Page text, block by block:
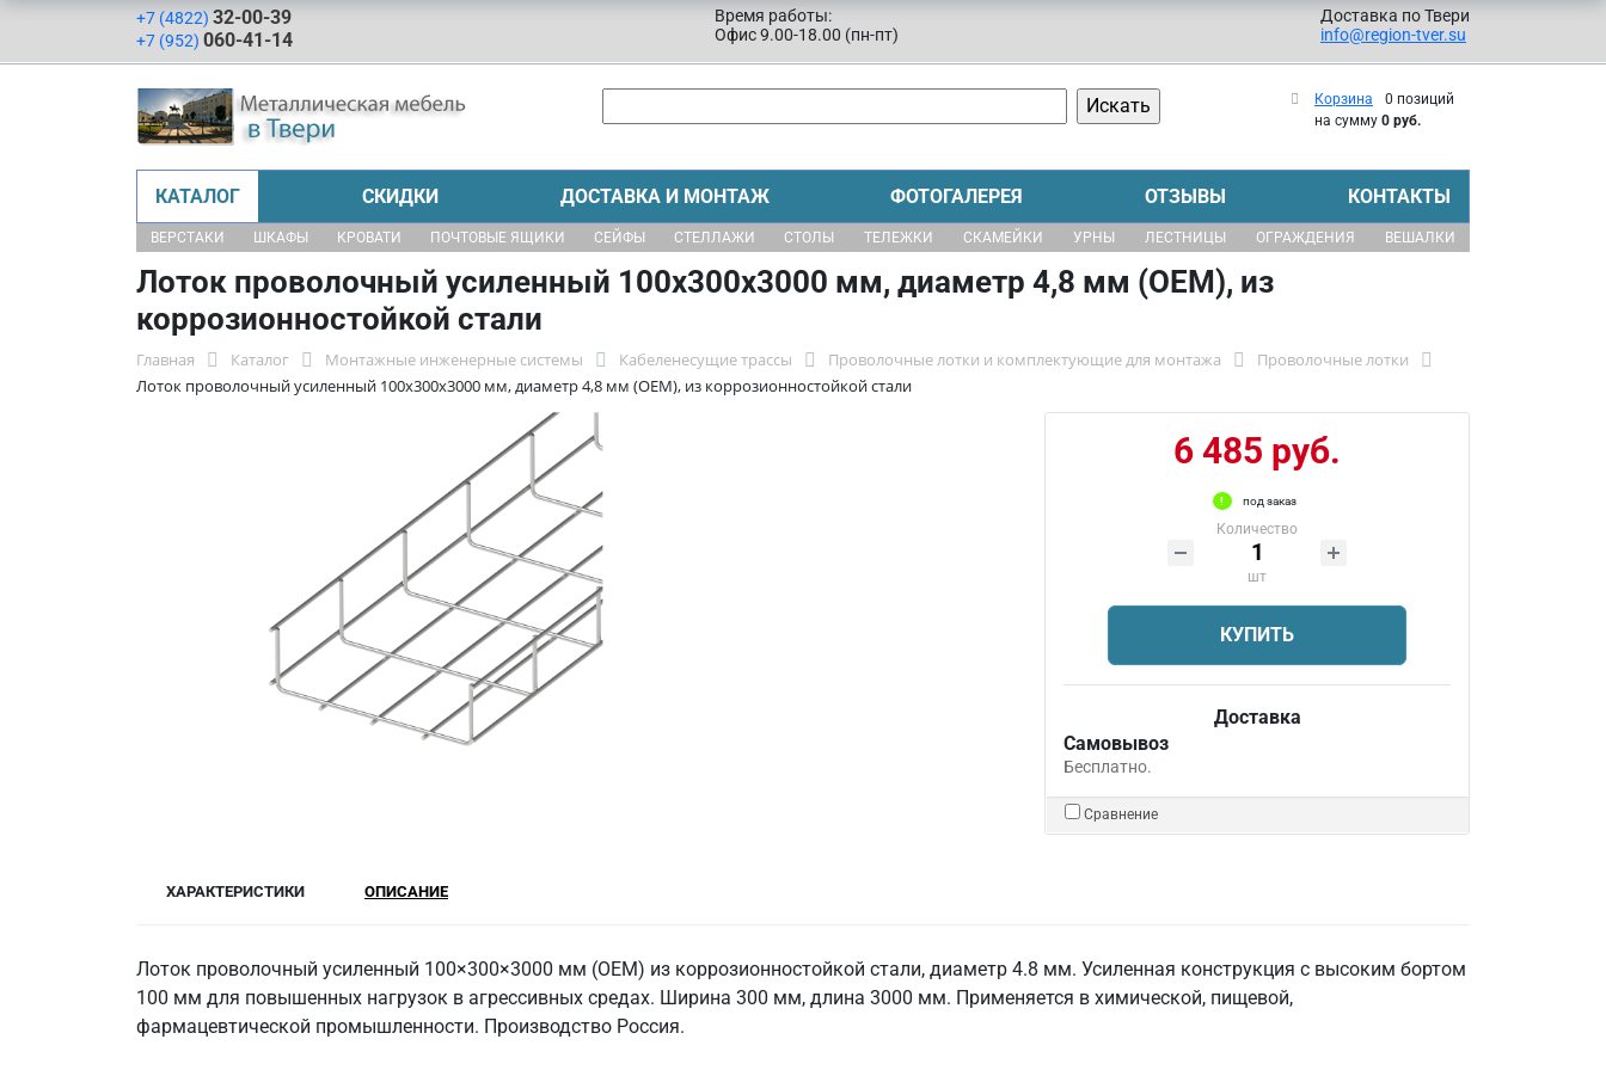
+7 (4822) 32-00-39
+7 (952) 060-41-14
Время работы:
Офис 9.00-18.00 (пн-пт)
Доставка по Твери
info@region-tver.su
Корзина
0 позиций
на сумму 0 руб.
КАТАЛОГ СКИДКИ ДОСТАВКА И МОНТАЖ ФОТОГАЛЕРЕЯ ОТЗЫВЫ КОНТАКТЫ
ВЕРСТАКИ ШКАФЫ КРОВАТИ ПОЧТОВЫЕ ЯЩИКИ СЕЙФЫ СТЕЛЛАЖИ СТОЛЫ ТЕЛЕЖКИ СКАМЕЙКИ УРНЫ ЛЕСТНИЦЫ ОГРАЖДЕНИЯ ВЕШАЛКИ
Лоток проволочный усиленный 100х300х3000 мм, диаметр 4,8 мм (ОЕМ), из
коррозионностойкой стали
Главная Каталог Монтажные инженерные системы Кабеленесущие трассы Проволочные лотки и комплектующие для монтажа
Проволочные лотки
Лоток проволочный усиленный 100х300х3000 мм, диаметр 4,8 мм (ОЕМ), из коррозионностойкой стали
6 485 руб.
под заказ
Количество
шт
КУПИТЬ
Доставка
Самовывоз
Бесплатно.
Сравнение
ХАРАКТЕРИСТИКИ ОПИСАНИЕ
Лоток проволочный усиленный 100×300×3000 мм (ОЕМ) из коррозионностойкой стали, диаметр 4.8 мм. Усиленная конструкция с высоким бортом
100 мм для повышенных нагрузок в агрессивных средах. Ширина 300 мм, длина 3000 мм. Применяется в химической, пищевой,
фармацевтической промышленности. Производство Россия.